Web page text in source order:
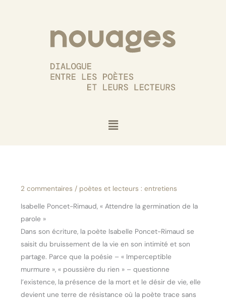
Menu
2 commentaires / poètes et lecteurs : entretiens
Isabelle Poncet-Rimaud, « Attendre la germination de la
parole »
Dans son écriture, la poète Isabelle Poncet-Rimaud se
saisit du bruissement de la vie en son intimité et son
partage. Parce que la poésie – « Imperceptible
murmure », « poussière du rien » – questionne
l’existence, la présence de la mort et le désir de vie, elle
devient une terre de résistance où la poète trace sans